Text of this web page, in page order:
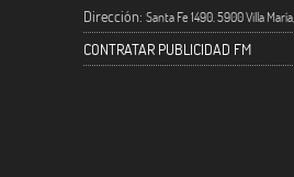
Dirección: Santa Fe 1490. 5900 Villa
CONTRATAR PUBLICIDAD FM